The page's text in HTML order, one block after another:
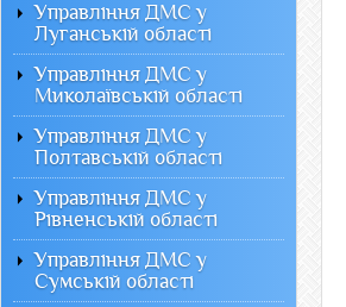
Управління ДМС у
Луганській області
Управління ДМС у
Миколаївській області
Управління ДМС у
Полтавській області
Управління ДМС у
Рівненській області
Управління ДМС у
Сумській області